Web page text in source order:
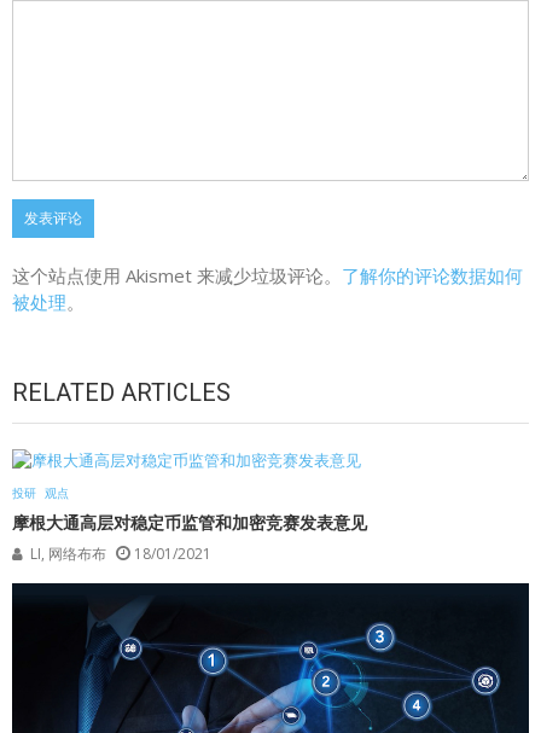
这个站点使用 Akismet 来减少垃圾评论。 了解你的评论数据如何
被处理。
RELATED ARTICLES
投研 观点
摩根大通高层对稳定币监管和加密竞赛发表意见
LI, 网络布布 18/01/2021